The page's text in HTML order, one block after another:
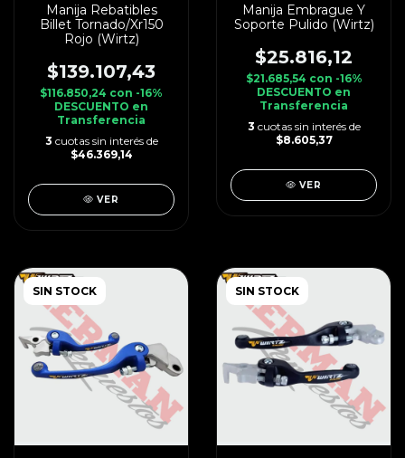
Manija Rebatibles
Billet Tornado/Xr150
Rojo (Wirtz)
$139.107,43
$116.850,24 con -16%
DESCUENTO en
Transferencia
3 cuotas sin interés de
$46.369,14
VER
Manija Embrague Y
Soporte Pulido (Wirtz)
$25.816,12
$21.685,54 con -16%
DESCUENTO en
Transferencia
3 cuotas sin interés de
$8.605,37
VER
SIN STOCK SIN STOCK